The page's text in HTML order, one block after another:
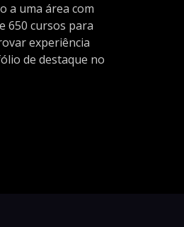
a uma área com
650 cursos para
experiência
de destaque no